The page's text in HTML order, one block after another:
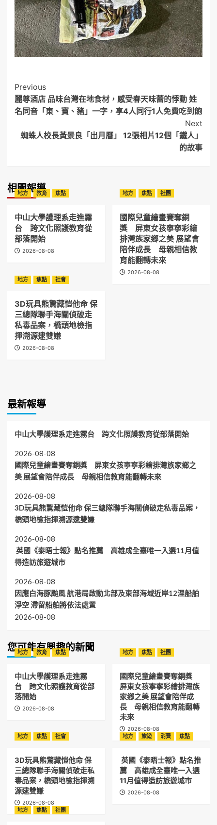
Post
Navigation
Previous
麗尊酒店 品味台灣在地食材，感受春天味蕾的悸動 姓
名同音「東、寶、豬」一字，享4人同行1人免費吃到飽
Next
蜘蛛人校長黃景良「出月曆」 12張相片12個「鐵人」
的故事
相關報導
地方 教育 焦點
中山大學護理系走進霧
台 跨文化照護教育從
部落開始
2026-08-08
地方 焦點 社團
國際兒童繪畫賽奪銅
獎 屏東女孩寧寧彩繪
排灣族家鄉之美 展望會
陪伴成長 母親相信教
育能翻轉未來
2026-08-08
地方
焦點 社會
3D玩具熊驚藏愷他命 保
三總隊聯手海關偵破走
私毒品案，橋頭地檢指
揮溯源逮雙嫌
2026-08-08
最新報導
中山大學護理系走進霧台 跨文化照護教育從部落開始
2026-08-08
國際兒童繪畫賽奪銅獎 屏東女孩寧寧彩繪排灣族家鄉之
美 展望會陪伴成長 母親相信教育能翻轉未來
2026-08-08
3D玩具熊驚藏愷他命 保三總隊聯手海關偵破走私毒品案，
橋頭地檢指揮溯源逮雙嫌
2026-08-08
英國《泰晤士報》點名推薦 高雄成全臺唯一入選11月值
得造訪旅遊城市
2026-08-08
因應白海豚颱風 航港局啟動北部及東部海域近岸12浬船舶
淨空 滯留船舶將依法處置
2026-08-08
您可能有興趣的新聞
地方 教育 焦點
中山大學護理系走進霧
台 跨文化照護教育從部
落開始
2026-08-08
地方 焦點 社團
國際兒童繪畫賽奪銅獎
屏東女孩寧寧彩繪排灣族
家鄉之美 展望會陪伴成
長 母親相信教育能翻轉
未來
2026-08-08
地方
焦點 社會
3D玩具熊驚藏愷他命 保
三總隊聯手海關偵破走私
毒品案，橋頭地檢指揮溯
源逮雙嫌
2026-08-08
地方 旅遊 消費 焦點
英國《泰晤士報》點名推
薦 高雄成全臺唯一入選
11月值得造訪旅遊城市
2026-08-08
地方 焦點 社團